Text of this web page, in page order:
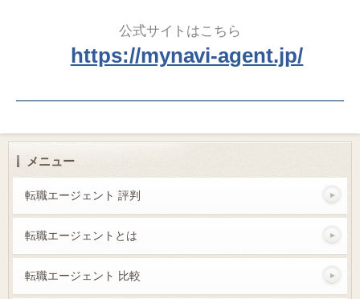
公式サイトはこちら
https://mynavi-agent.jp/
メニュー
転職エージェント 評判
転職エージェントとは
転職エージェント 比較